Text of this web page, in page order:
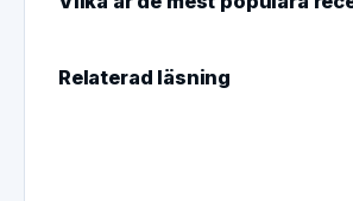
Relaterad läsning